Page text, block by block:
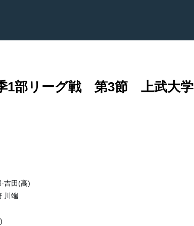
1部リーグ戦 第3節 上武大学
-吉田(高)
.川端